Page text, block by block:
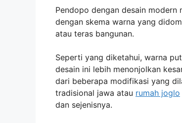
Pendopo dengan desain
dengan skema warna yang
atau teras bangunan.
Seperti yang diketahui, warna
desain ini lebih menonjolkan
dari beberapa modifikasi yang
tradisional jawa atau rumah joglo
dan sejenisnya.